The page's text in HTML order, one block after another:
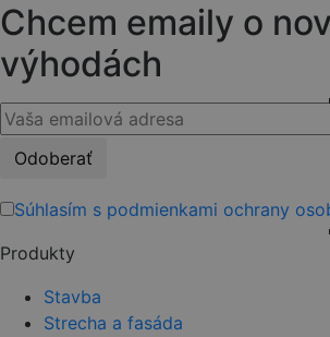
Chcem emaily o
výhodách
Please
this
empty.
Súhlasím s podmienkami ochrany
Produkty
Stavba
Strecha a fasáda